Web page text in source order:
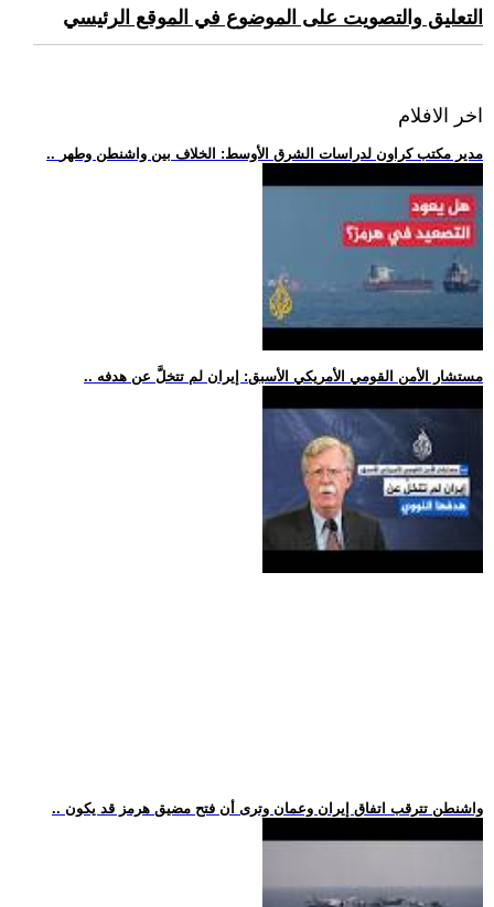
التعليق والتصويت على الموضوع في الموقع الرئيسي
اخر الافلام
.. مدير مكتب كراون لدراسات الشرق الأوسط: الخلاف بين واشنطن وطهر
.. مستشار الأمن القومي الأمريكي الأسبق: إيران لم تتخلَّ عن هدفه
.. واشنطن تترقب اتفاق إيران وعمان وترى أن فتح مضيق هرمز قد يكون